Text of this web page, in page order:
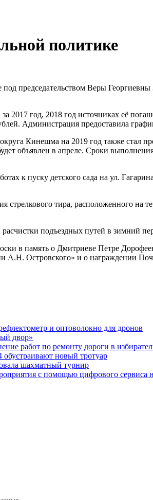
политике
председательством Веры
2017 год, 2018 год источниках её
Администрация предоставила
Кинешма на 2019 год также стал
объявлен в апреле. Сроки
к пуску детского сада на ул.
стрелкового тира, расположенного
подъездных путей в зимний
в память о Дмитриеве Петре
Островского» и о награждении
и оптоволокно для дронов
двор»
работ по ремонту дороги в
новый тротуар
шахматный турнир
с помощью цифрового сервиса